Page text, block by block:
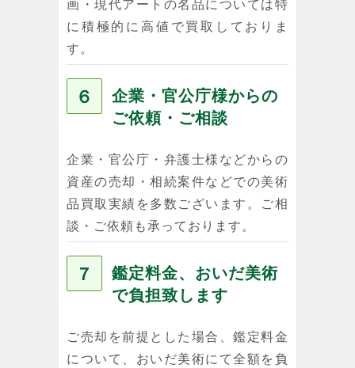
画・現代アートの名品については特
に積極的に高値で買取しておりま
す。
６
企業・官公庁様からの
ご依頼・ご相談
企業・官公庁・弁護士様などからの
資産の売却・相続案件などでの美術
品買取実績を多数ございます。ご相
談・ご依頼も承っております。
７
鑑定料金、おいだ美術
で負担致します
ご売却を前提とした場合、鑑定料金
について、おいだ美術にて全額を負